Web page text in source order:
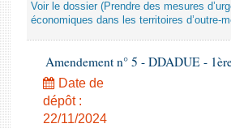
Voir le dossier (Prendre des mesures
économiques dans les territoires d’outre-
Amendement n° 5 - DDADUE -
Date de
dépôt :
22/11/2024